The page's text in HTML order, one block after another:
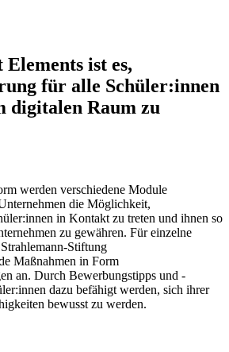
ist es,
für alle Schüler:innen
digitalen Raum zu
werden verschiedene Module
die Möglichkeit,
in Kontakt zu treten und ihnen so
zu gewähren. Für einzelne
Stiftung
Maßnahmen in Form
an. Durch Bewerbungstipps und -
dazu befähigt werden, sich ihrer
bewusst zu werden.